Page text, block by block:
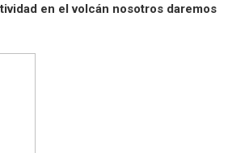
en el volcán nosotros daremos